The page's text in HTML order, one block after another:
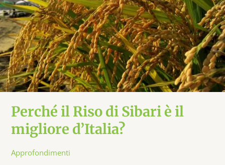
Perché il Riso di Sibari è il
migliore d’Italia?
Approfondimenti
MIGLIORE
D’ITALIA?